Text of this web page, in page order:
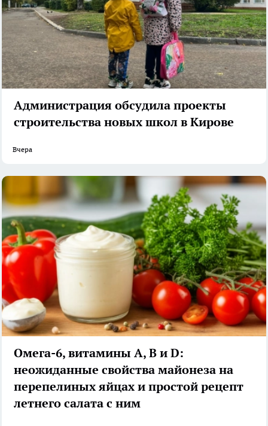
Администрация обсудила проекты
строительства новых школ в Кирове
Вчера
Омега-6, витамины А, В и D:
неожиданные свойства майонеза на
перепелиных яйцах и простой рецепт
летнего салата с ним